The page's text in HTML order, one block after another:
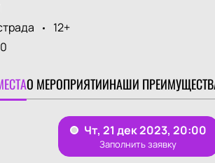
12+
О МЕРОПРИЯТИИНАШИ